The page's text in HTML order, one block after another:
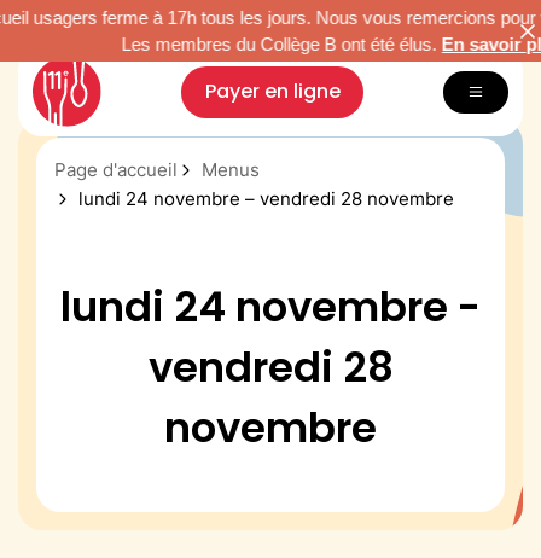
usagers ferme à 17h tous les jours. Nous vous remercions pour
Les membres du Collège B ont été élus.En savoir plus.
Payer en ligne
Inscription & tarifs
Nous connaître
Vacances Arc-en-Ciel
Paris Famille
Page d'accueil
Menus
lundi 24 novembre – vendredi 28 novembre
lundi 24 novembre -
vendredi 28
novembre